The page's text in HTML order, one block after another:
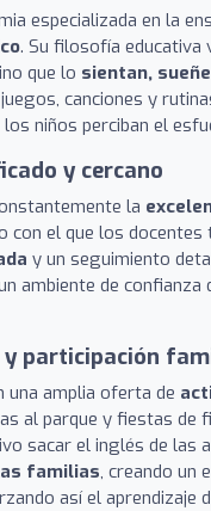
especializada en la
. Su filosofía educativa
que lo sientan,
canciones y
niños perciban el
y cercano
la
con el que los
y un seguimiento
ambiente de
participación
una amplia oferta de
al parque y fiestas de
sacar el inglés de las
familias, creando un
así el aprendizaje